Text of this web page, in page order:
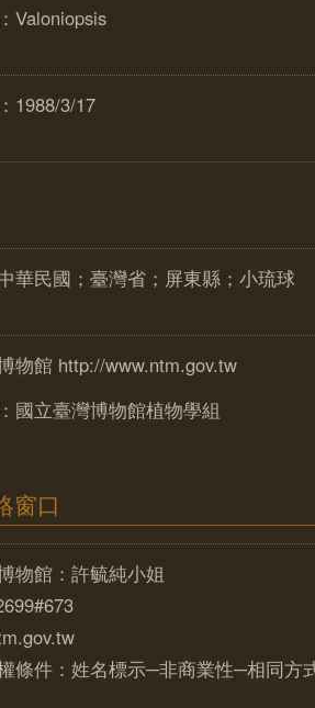
Valoniopsis
1988/3/17
華民國；臺灣省；屏東縣；小琉球
物館 http://www.ntm.gov.tw
國立臺灣博物館植物學組
窗口
物館：許毓純小姐
條件：姓名標示─非商業性─相同方